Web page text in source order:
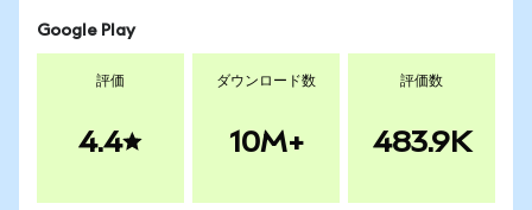
Google Play
評価
4.4
ダウンロード数
10M+
評価数
483.9K